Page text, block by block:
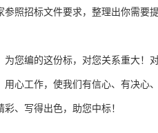
参照招标文件要求，整理出你需要
为您编的这份标，对您关系重大！
用心工作，使我们有信心、有决
、写得出色，助您中标！